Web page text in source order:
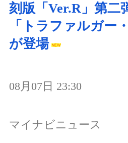
刻版「Ver.R」第二
「トラファルガー
が登場
08月07日 23:30
マイナビニュース